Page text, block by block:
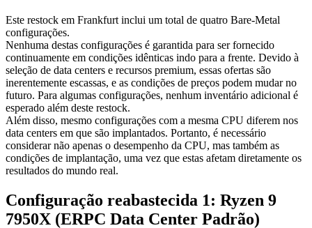
Este restock em Frankfurt inclui um total de quatro Bare-Metal
configurações.
Nenhuma destas configurações é garantida para ser fornecido
continuamente em condições idênticas indo para a frente. Devido à
seleção de data centers e recursos premium, essas ofertas são
inerentemente escassas, e as condições de preços podem mudar no
futuro. Para algumas configurações, nenhum inventário adicional é
esperado além deste restock.
Além disso, mesmo configurações com a mesma CPU diferem nos
data centers em que são implantados. Portanto, é necessário
considerar não apenas o desempenho da CPU, mas também as
condições de implantação, uma vez que estas afetam diretamente os
resultados do mundo real.
Configuração reabastecida 1: Ryzen 9
7950X (ERPC Data Center Padrão)